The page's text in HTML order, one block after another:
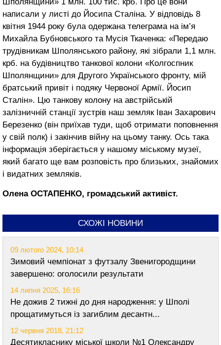
написали у листі до Йосипа Сталіна. У відповідь 8
квітня 1944 року була одержана телеграма на ім’я
Михай­ла Бубновського та Мусія Ткаченка: «Пе­редаю
трудівникам Шполянського району, які зібрали 1,1 млн.
крб. на будівництво танкової колони «Колгоспник
Шполян­щини» для Другого Українського фронту, мій
братський привіт і подяку Червоної Армії. Йосип
Сталін». Цю танкову колону на австрійській
залізничній станції зустрів наш земляк Іван Захарович
Березенко (він приїхав туди, щоб отримати поповнення
у свій полк) і закінчив війну на цьому тан­ку. Ось така
інформація зберігається у нашому міському музеї,
який багато ще вам розповість про близьких, знайомих
і видатних земляків.
Олена ОСТАПЕНКО, громадський активіст.
СХОЖІ НОВИНИ
09 лютого 2024, 10:14
Зимовий чемпіонат з футзалу Звенигородщини
завершено: оголосили результати
14 липня 2025, 16:16
Не дожив 2 тижні до дня народження: у Шполі
прощатимуться із загиблим десантн...
12 червня 2018, 21:12
Десятикласнику міської школи №1 Олександру